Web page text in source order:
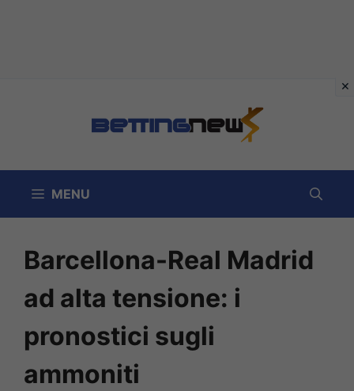
MENU
Barcellona-Real Madrid
ad alta tensione: i
pronostici sugli
ammoniti